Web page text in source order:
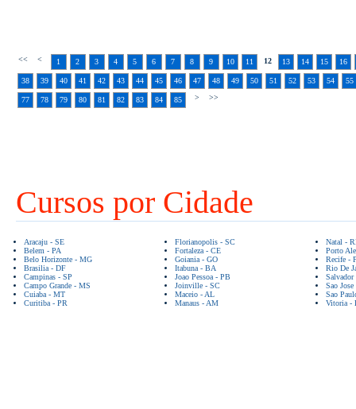
<< < 1 2 3 4 5 6 7 8 9 10 11 12 13 14 15 16
38 39 40 41 42 43 44 45 46 47 48 49 50 51 52 53 54 55
77 78 79 80 81 82 83 84 85 > >>
Cursos por Cidade
Aracaju - SE
Belem - PA
Belo Horizonte - MG
Brasilia - DF
Campinas - SP
Campo Grande - MS
Cuiaba - MT
Curitiba - PR
Florianopolis - SC
Fortaleza - CE
Goiania - GO
Itabuna - BA
Joao Pessoa - PB
Joinville - SC
Maceio - AL
Manaus - AM
Natal -
Porto
Recife -
Rio De
Sao
Sao
Vitoria -